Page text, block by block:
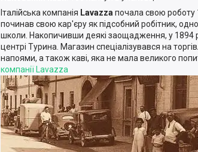
Італійська компанія Lavazza почала свою роботу
починав свою кар'єру як підсобний робітник,
школи. Накопичивши деякі заощадження, у 1894
центрі Турина. Магазин спеціалізувався на
напоями, а також каві, яка не мала великого
компаніїLavazza